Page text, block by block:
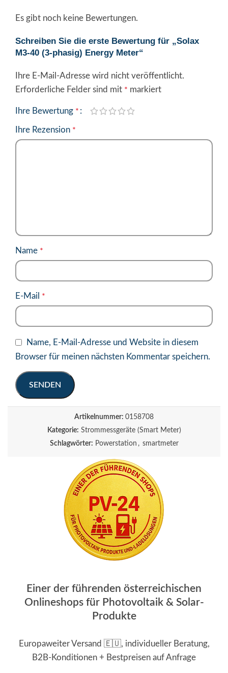
Es gibt noch keine Bewertungen.
Schreiben Sie die erste Bewertung für „Solax
M3-40 (3-phasig) Energy Meter“
Ihre E-Mail-Adresse wird nicht veröffentlicht.
Erforderliche Felder sind mit * markiert
Ihre Bewertung *
Ihre Rezension *
Name *
E-Mail *
Name, E-Mail-Adresse und Website in diesem
Browser für meinen nächsten Kommentar speichern.
Alternative:
Artikelnummer: 0158708
Kategorie: Strommessgeräte (Smart Meter)
Schlagwörter: Powerstation , smartmeter
Einer der führenden österreichischen
Onlineshops für Photovoltaik & Solar-
Produkte
Europaweiter Versand 🇪🇺, individueller Beratung,
B2B-Konditionen + Bestpreisen auf Anfrage